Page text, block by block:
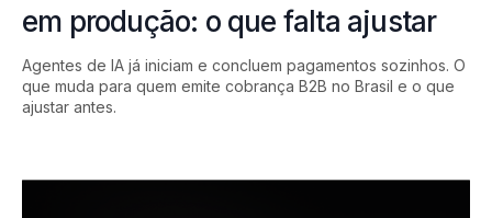
em produção: o que falta ajustar
Agentes de IA já iniciam e concluem pagamentos sozinhos. O
que muda para quem emite cobrança B2B no Brasil e o que
ajustar antes.